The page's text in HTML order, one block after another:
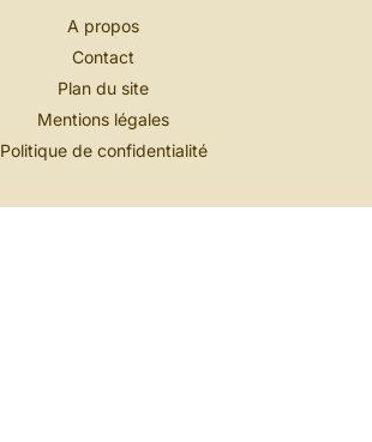
A propos
Contact
Plan du site
Mentions légales
Politique de confidentialité